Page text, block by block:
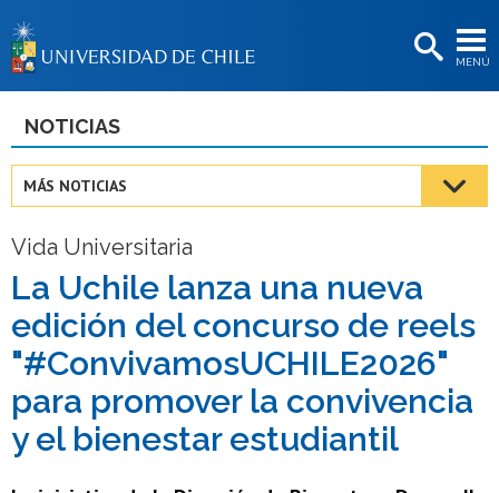
MENÚ
BIBLIOTECAS
Estudiantes
Funcionarias/os
Egresadas/os
NOTICIAS
MÁS NOTICIAS
Vida Universitaria
La Uchile lanza una nueva
edición del concurso de reels
"#ConvivamosUCHILE2026"
para promover la convivencia
y el bienestar estudiantil